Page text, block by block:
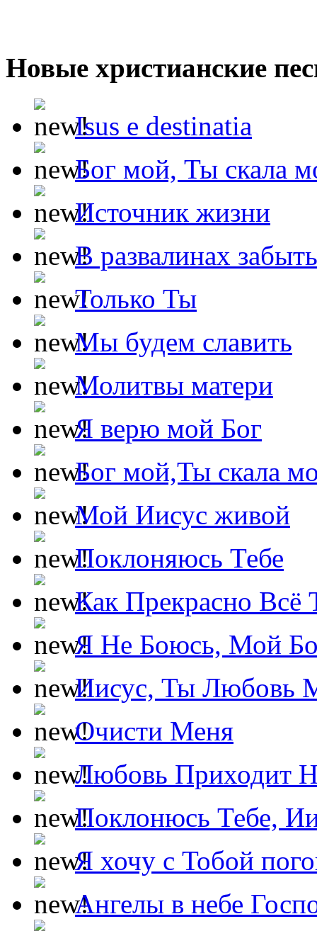
Новые христианские
Isus e destinatia
Бог мой, Ты скала
Источник жизни
В развалинах
Только Ты
Мы будем славить
Молитвы матери
Я верю мой Бог
Бог мой,Ты скала
Мой Иисус живой
Поклоняюсь Тебе
Как Прекрасно Всё
Я Не Боюсь, Мой
Иисус, Ты Любовь
Очисти Меня
Любовь Приходит
Поклонюсь Тебе,
Я хочу с Тобой
Ангелы в небе